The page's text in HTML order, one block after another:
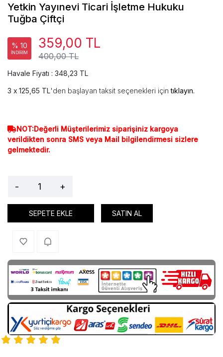
Yetkin Yayınevi Ticari İşletme Hukuku
Tuğba Çiftçi
% 10
İNDİRİM 400,00 TL
359,00 TL
Havale Fiyatı : 348,23 TL
125,65 TL'den başlayan taksit seçenekleri içintıklayın.
NOT:Değerli Müşterilerimiz siparişiniz kargoya
verildikten sonra SMS veya Mail bilgilendirmesi sizlere
gelmektedir.
- +
SEPETE EKLE SATIN AL